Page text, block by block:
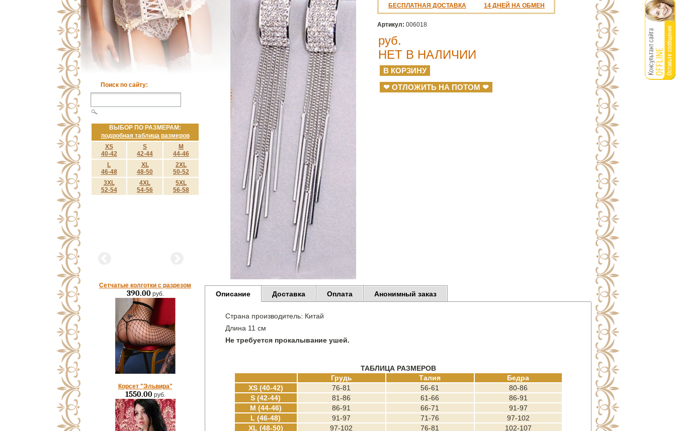
Поиск по сайту:
ВЫБОР ПО РАЗМЕРАМ:
подробная таблица размеров
XS
40-42
S
42-44
M
44-46
L
46-48
XL
48-50
2XL
50-52
3XL
52-54
4XL
54-56
5XL
56-58
Сетчатые колготки с разрезом
390.00руб.
Корсет "Эльвира"
1550.00руб.
БЕСПЛАТНАЯ ДОСТАВКА 14 ДНЕЙ НА ОБМЕН
Артикул: 006018
руб.
НЕТ В НАЛИЧИИ
❤ ОТЛОЖИТЬ НА ПОТОМ ❤
Описание Доставка Оплата Анонимный заказ
Страна производитель: Китай
Длина 11 см
Не требуется прокалывание ушей.
ТАБЛИЦА РАЗМЕРОВ
Грудь
Талия
Бедра
XS (40-42)
76-81 56-61
80-86
S (42-44)
81-86 61-66
86-91
M (44-46)
86-91 66-71
91-97
L (46-48)
91-97 71-76
97-102
XL (48-50)
97-102 76-81
102-107